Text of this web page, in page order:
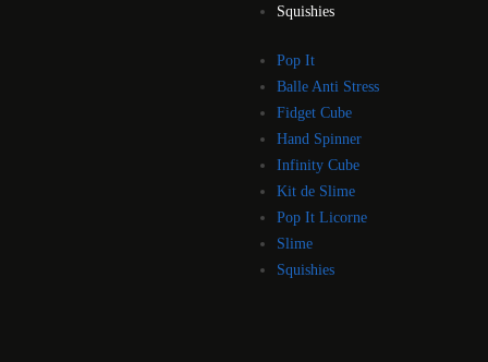
Squishies
Pop It
Balle Anti Stress
Fidget Cube
Hand Spinner
Infinity Cube
Kit de Slime
Pop It Licorne
Slime
Squishies